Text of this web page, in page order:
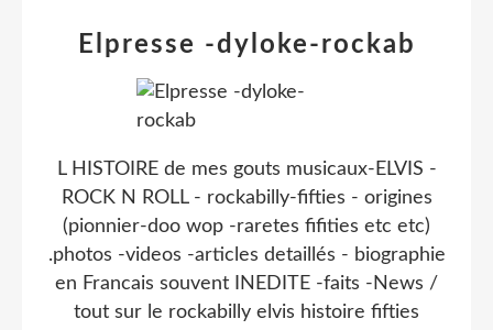
Elpresse -dyloke-rockab
L HISTOIRE de mes gouts musicaux-ELVIS -
ROCK N ROLL - rockabilly-fifties - origines
(pionnier-doo wop -raretes fifities etc etc)
.photos -videos -articles detaillés - biographie
en Francais souvent INEDITE -faits -News /
tout sur le rockabilly elvis histoire fifties